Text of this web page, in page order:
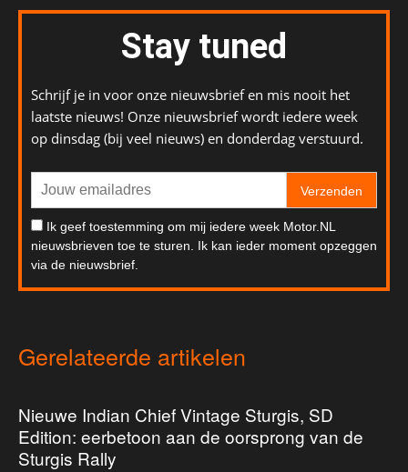
Stay tuned
Schrijf je in voor onze nieuwsbrief en mis nooit het
laatste nieuws! Onze nieuwsbrief wordt iedere week
op dinsdag (bij veel nieuws) en donderdag verstuurd.
Verzenden
Ik geef toestemming om mij iedere week Motor.NL
nieuwsbrieven toe te sturen. Ik kan ieder moment opzeggen
via de nieuwsbrief.
Gerelateerde artikelen
Nieuwe Indian Chief Vintage Sturgis, SD
Edition: eerbetoon aan de oorsprong van de
Sturgis Rally